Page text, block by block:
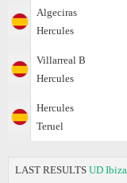
Algeciras
Hercules
Villarreal B
Hercules
Hercules
Teruel
LAST RESULTS UD Ibiza